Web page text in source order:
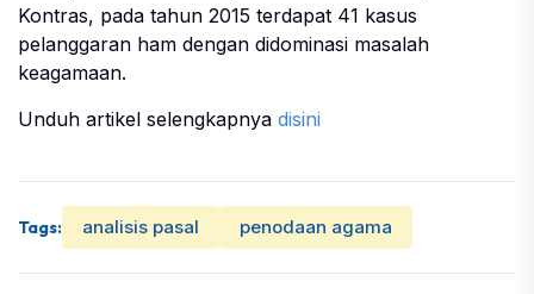
Kontras, pada tahun 2015 terdapat 41 kasus
pelanggaran ham dengan didominasi masalah
keagamaan.
Unduh artikel selengkapnya disini
Tags: analisis pasal penodaan agama